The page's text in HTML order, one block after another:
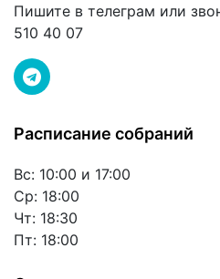
Пишите в телеграм или
510 40 07
Расписание собраний
Вс: 10:00 и 17:00
Ср: 18:00
Чт: 18:30
Пт: 18:00